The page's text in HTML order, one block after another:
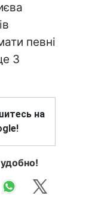
певні
3
на